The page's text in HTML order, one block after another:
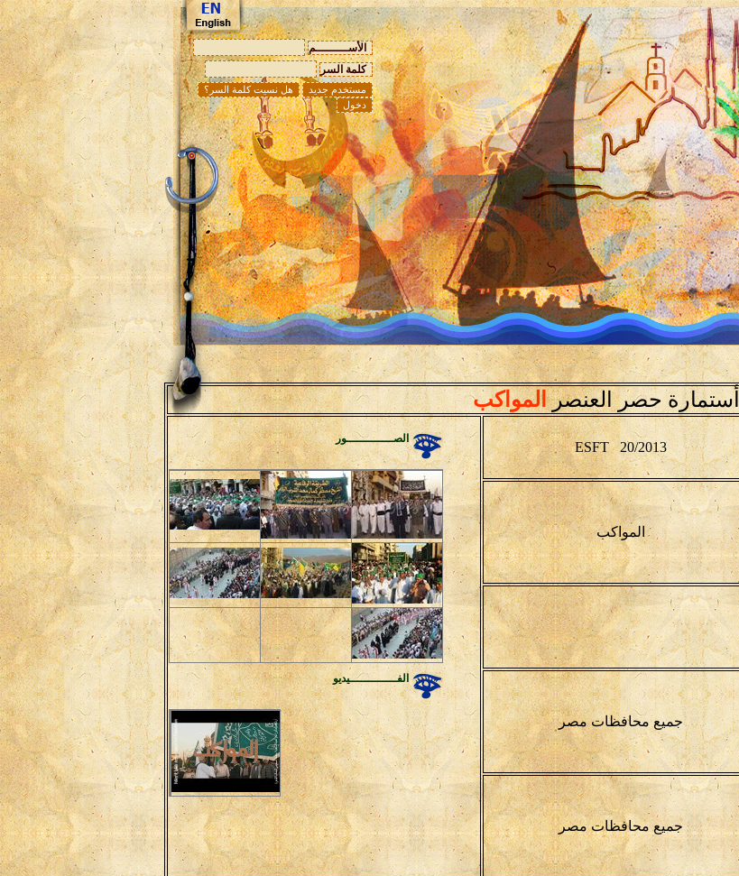
الأســـــــــم
كلمة السر
أستمارة حصر العنصرالمواكب
ESFT 20/2013
الصـــــــــــــور
الفـــــــــــــيديو
المواكب
جميع محافظات مصر
جميع محافظات مصر